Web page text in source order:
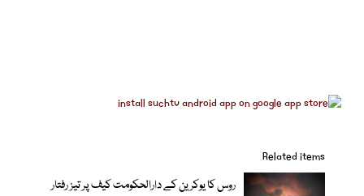
Related items
روس کا یوکرین کے دارالحکومت کیف پر تیز رفتار